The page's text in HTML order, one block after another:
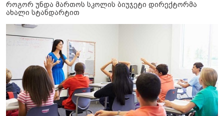
როგორ უნდა მართოს სკოლის ბიუჯეტი დირექტორმა
ახალი სტანდარტით